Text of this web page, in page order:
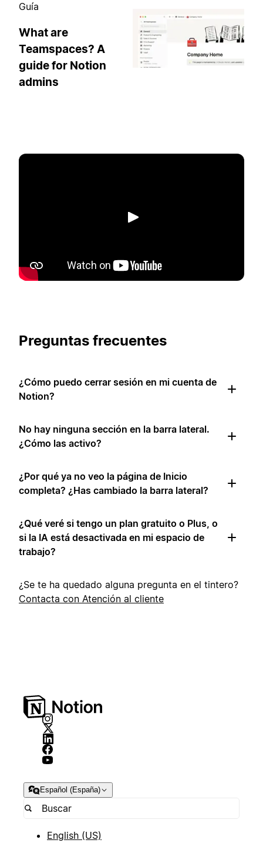
Guía
What are
Teamspaces? A
guide for Notion
admins
Reproducir
Preguntas frecuentes
¿Cómo puedo cerrar sesión en mi cuenta de
Notion?
No hay ninguna sección en la barra lateral.
¿Cómo las activo?
¿Por qué ya no veo la página de Inicio
completa? ¿Has cambiado la barra lateral?
¿Qué veré si tengo un plan gratuito o Plus, o
si la IA está desactivada en mi espacio de
trabajo?
¿Se te ha quedado alguna pregunta en el tintero?
Contacta con Atención al cliente
Español (España)
English (US)